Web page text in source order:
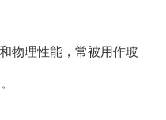
物理性能，常被用作玻